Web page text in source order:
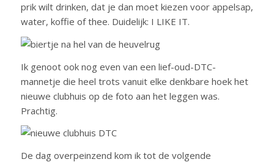
prik wilt drinken, dat je dan moet kiezen voor appelsap,
water, koffie of thee. Duidelijk: I LIKE IT.
Ik genoot ook nog even van een lief-oud-DTC-
mannetje die heel trots vanuit elke denkbare hoek het
nieuwe clubhuis op de foto aan het leggen was.
Prachtig.
De dag overpeinzend kom ik tot de volgende